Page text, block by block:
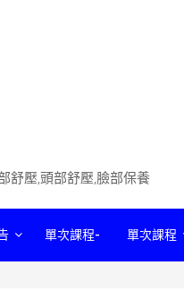
舒壓,頭部舒壓,臉部保養
單次課程- 單次課程